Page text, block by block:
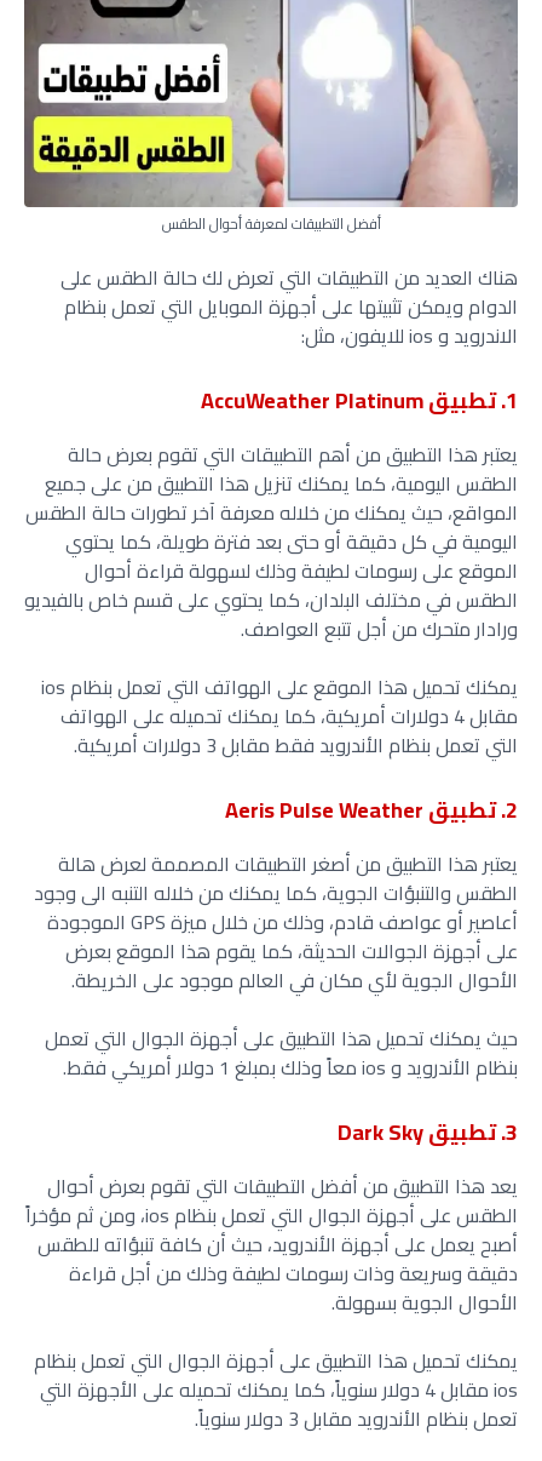
أفضل التطبيقات لمعرفة أحوال الطقس
هناك العديد من التطبيقات التي تعرض لك حالة الطقس على
الدوام ويمكن تثبيتها على أجهزة الموبايل التي تعمل بنظام
الاندرويد و ios للايفون، مثل:
1. تطبيق AccuWeather Platinum
يعتبر هذا التطبيق من أهم التطبيقات التي تقوم بعرض حالة
الطقس اليومية، كما يمكنك تنزيل هذا التطبيق من على جميع
المواقع، حيث يمكنك من خلاله معرفة آخر تطورات حالة الطقس
اليومية في كل دقيقة أو حتى بعد فترة طويلة، كما يحتوي
الموقع على رسومات لطيفة وذلك لسهولة قراءة أحوال
الطقس في مختلف البلدان، كما يحتوي على قسم خاص بالفيديو
ورادار متحرك من أجل تتبع العواصف.
يمكنك تحميل هذا الموقع على الهواتف التي تعمل بنظام ios
مقابل 4 دولارات أمريكية، كما يمكنك تحميله على الهواتف
التي تعمل بنظام الأندرويد فقط مقابل 3 دولارات أمريكية.
2. تطبيق Aeris Pulse Weather
يعتبر هذا التطبيق من أصغر التطبيقات المصممة لعرض هالة
الطقس والتنبؤات الجوية، كما يمكنك من خلاله التنبه الى وجود
أعاصير أو عواصف قادم، وذلك من خلال ميزة GPS الموجودة
على أجهزة الجوالات الحديثة، كما يقوم هذا الموقع بعرض
الأحوال الجوية لأي مكان في العالم موجود على الخريطة.
حيث يمكنك تحميل هذا التطبيق على أجهزة الجوال التي تعمل
بنظام الأندرويد و ios معاً وذلك بمبلغ 1 دولار أمريكي فقط.
3. تطبيق Dark Sky
يعد هذا التطبيق من أفضل التطبيقات التي تقوم بعرض أحوال
الطقس على أجهزة الجوال التي تعمل بنظام ios، ومن ثم مؤخراً
أصبح يعمل على أجهزة الأندرويد، حيث أن كافة تنبؤاته للطقس
دقيقة وسريعة وذات رسومات لطيفة وذلك من أجل قراءة
الأحوال الجوية بسهولة.
يمكنك تحميل هذا التطبيق على أجهزة الجوال التي تعمل بنظام
ios مقابل 4 دولار سنوياً، كما يمكنك تحميله على الأجهزة التي
تعمل بنظام الأندرويد مقابل 3 دولار سنوياً.